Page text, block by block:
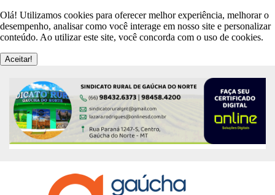
Olá! Utilizamos cookies para oferecer melhor experiência, melhorar o
desempenho, analisar como você interage em nosso site e personalizar
conteúdo. Ao utilizar este site, você concorda com o uso de cookies.
Aceitar!